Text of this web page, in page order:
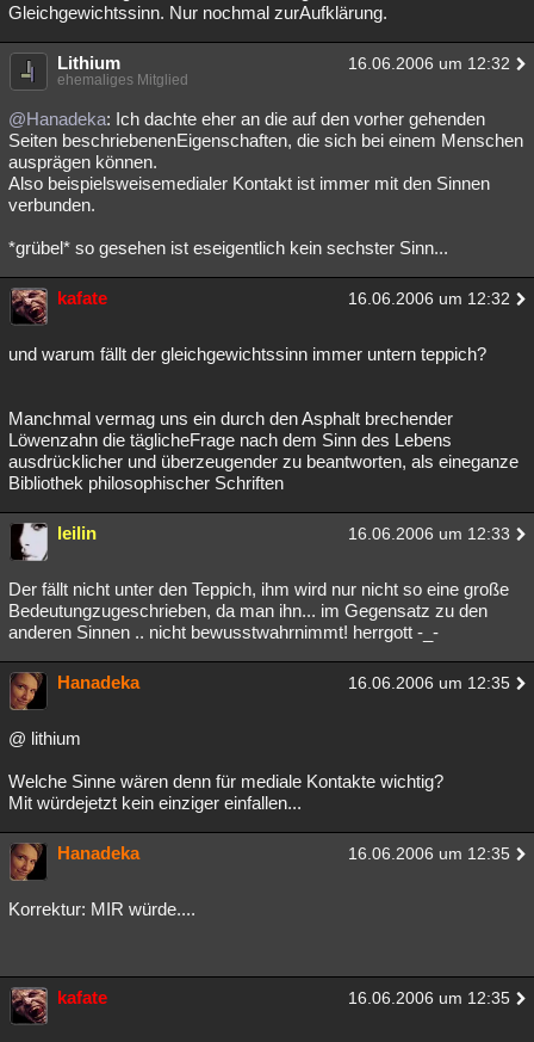
Gleichgewichtssinn. Nur nochmal zurAufklärung.
Lithium 16.06.2006 um 12:32
ehemaliges Mitglied
@Hanadeka: Ich dachte eher an die auf den vorher gehenden
Seiten beschriebenenEigenschaften, die sich bei einem Menschen
ausprägen können.
Also beispielsweisemedialer Kontakt ist immer mit den Sinnen
verbunden.
*grübel* so gesehen ist eseigentlich kein sechster Sinn...
kafate 16.06.2006 um 12:32
und warum fällt der gleichgewichtssinn immer untern teppich?
Manchmal vermag uns ein durch den Asphalt brechender
Löwenzahn die täglicheFrage nach dem Sinn des Lebens
ausdrücklicher und überzeugender zu beantworten, als eineganze
Bibliothek philosophischer Schriften
leilin 16.06.2006 um 12:33
Der fällt nicht unter den Teppich, ihm wird nur nicht so eine große
Bedeutungzugeschrieben, da man ihn... im Gegensatz zu den
anderen Sinnen .. nicht bewusstwahrnimmt! herrgott -_-
Hanadeka 16.06.2006 um 12:35
@ lithium
Welche Sinne wären denn für mediale Kontakte wichtig?
Mit würdejetzt kein einziger einfallen...
Hanadeka 16.06.2006 um 12:35
Korrektur: MIR würde....
kafate 16.06.2006 um 12:35